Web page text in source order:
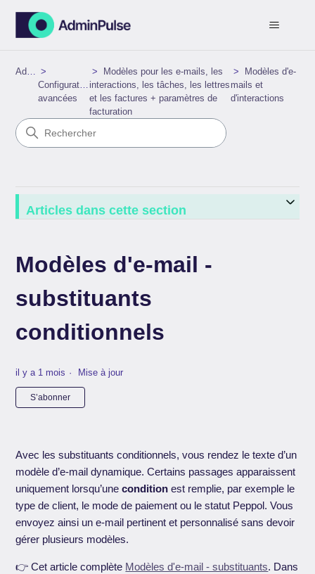
AdminPulse
Configurations
avancées
Modèles pour les e-mails, les
interactions, les tâches, les lettres
et les factures + paramètres de
facturation
Modèles d'e-
mails et
d'interactions
Articles dans cette section
Modèles d'e-mail -
substituants
conditionnels
il y a 1 mois Mise à jour
S’abonner
Avec les substituants conditionnels, vous rendez le texte d’un
modèle d’e-mail dynamique. Certains passages apparaissent
uniquement lorsqu’unecondition est remplie, par exemple le
type de client, le mode de paiement ou le statut Peppol. Vous
envoyez ainsi un e-mail pertinent et personnalisé sans devoir
gérer plusieurs modèles.
👉 Cet article complète Modèles d'e-mail - substituants. Dans